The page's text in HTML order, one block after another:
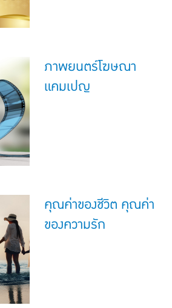
ภาพยนตร์โฆษณา
แคมเปญ
คุณค่าของชีวิต คุณค่า
ของความรัก